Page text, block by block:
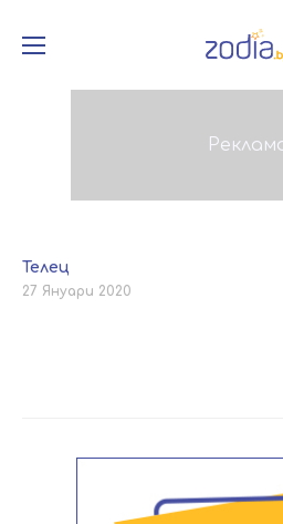
Телец
27 Януари 2020